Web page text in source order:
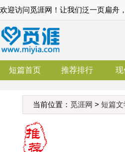
欢迎访问觅涯网！让我们泛一页扁舟
短篇首页 推荐排行 现
当前位置： 觅涯网 > 短篇文